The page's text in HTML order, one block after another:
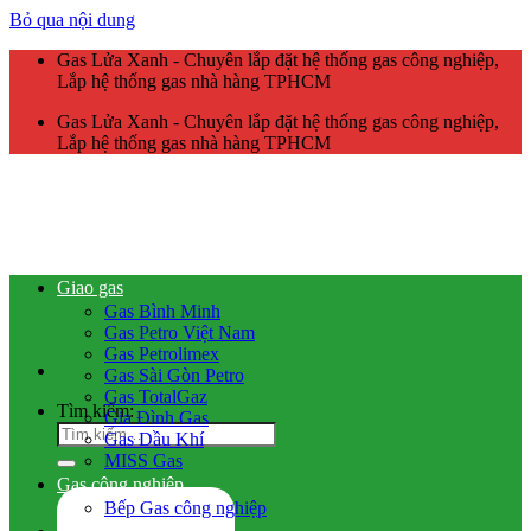
Bỏ qua nội dung
Gas Lửa Xanh - Chuyên lắp đặt hệ thống gas công nghiệp,
Lắp hệ thống gas nhà hàng TPHCM
Gas Lửa Xanh - Chuyên lắp đặt hệ thống gas công nghiệp,
Lắp hệ thống gas nhà hàng TPHCM
Tìm kiếm:
Giao gas
Gas Bình Minh
Gas Petro Việt Nam
Gas Petrolimex
Gas Sài Gòn Petro
Gas TotalGaz
Gia Đình Gas
Gas Dầu Khí
MISS Gas
Gas công nghiệp
Bếp Gas công nghiệp